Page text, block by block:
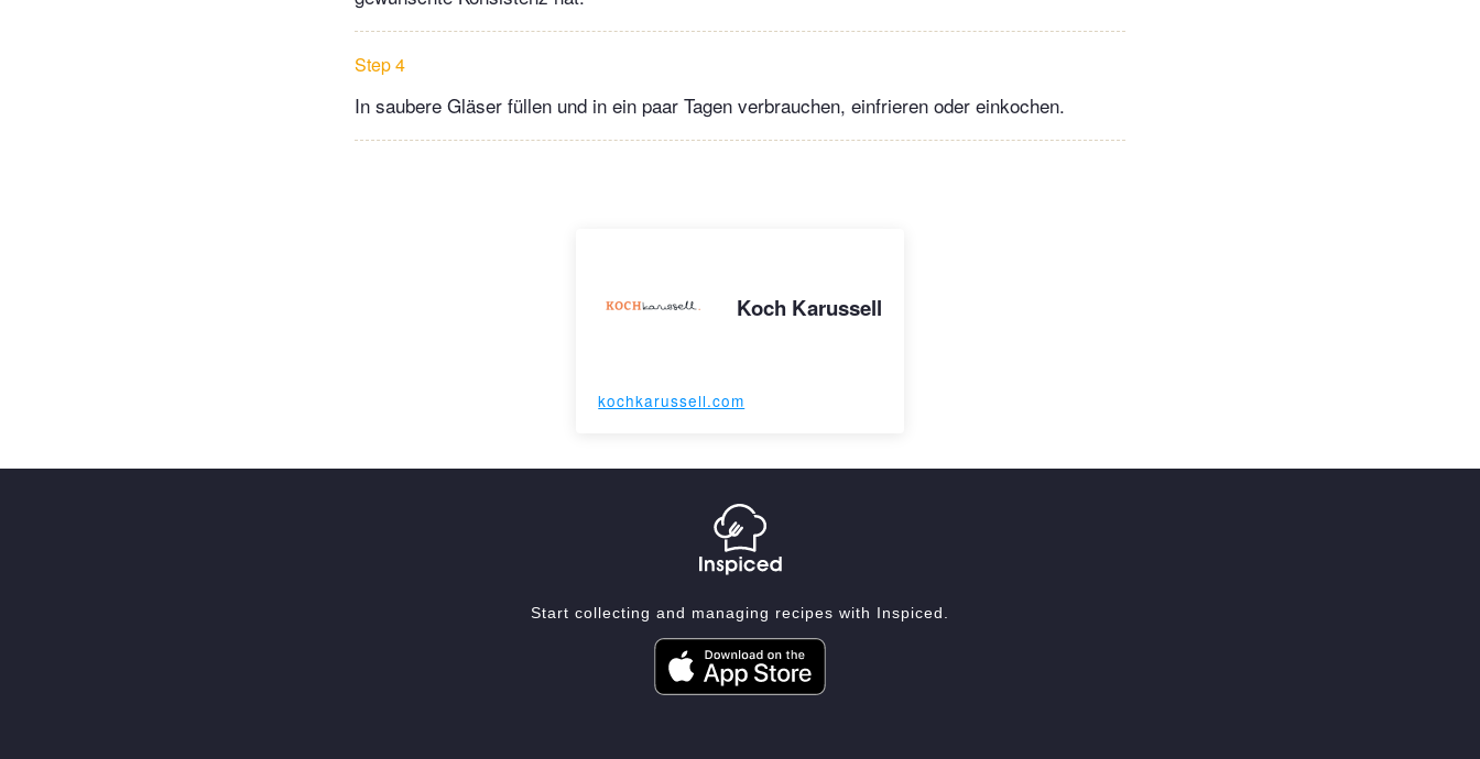
Step 4
In saubere Gläser füllen und in ein paar Tagen verbrauchen, einfrieren oder einkochen.
Koch Karussell
kochkarussell.com
Start collecting and managing recipes with Inspiced.